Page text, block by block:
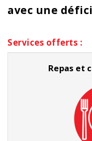
avec une
Services offerts :
Repas et